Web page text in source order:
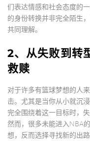
们表达情感和社会态度的
的身份转换并非完全陌生
共同理解。
2、从失败到转
救赎
对于许多有篮球梦想的人
击。尤其是当你从小就沉
完全围绕着这一目标时，
然而，很多未能进入NBA
想，反而选择寻找新的出